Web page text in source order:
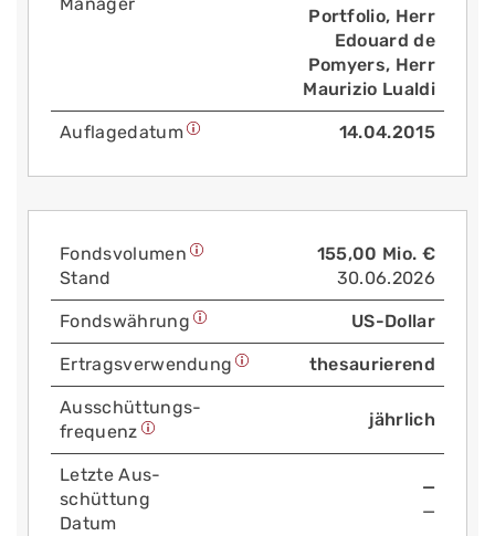
Portfolio, Herr
Edouard de
Pomyers, Herr
Maurizio Lualdi
Auflage­datum 14.04.2015
Fonds­volumen
Stand
155,00 Mio. €
30.06.2026
Fonds­währung US-Dollar
Ertrags­verwendung thesaurierend
Aus­schüttungs­
frequenz
jährlich
Letzte Aus­
schüttung
Datum
—
—